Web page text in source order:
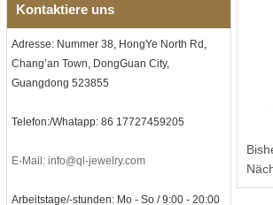
Lasergravur, OEM-ODM-
Herren-I-Links-Armband aus
schwarzem Zirkonoxid-
Keramik-Edelstahl 304,
Magnet- und
Edelstahl 316L, EN1811-
Kontaktiere uns
Adresse: Nummer 38, HongYe North Rd,
Chang’an Town, DongGuan City,
Guangdong 523855
Telefon:/Whatapp: 86 17727459205
E-Mail: info@ql-jewelry.com
Arbeitstage/-stunden: Mo - So / 9:00 - 20:00